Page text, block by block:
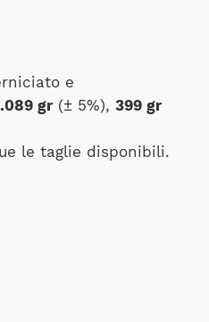
e
gr(± 5%), 399 gr
le taglie disponibili.